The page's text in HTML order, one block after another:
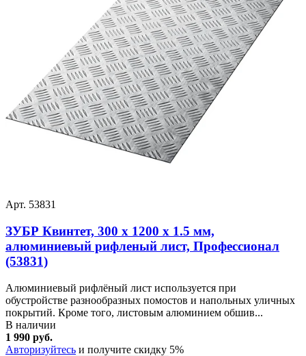
Арт. 53831
ЗУБР Квинтет, 300 х 1200 х 1.5 мм,
алюминиевый рифленый лист, Профессионал
(53831)
Алюминиевый рифлёный лист используется при
обустройстве разнообразных помостов и напольных уличных
покрытий. Кроме того, листовым алюминием обшив...
В наличии
1 990 руб.
Авторизуйтесь и получите скидку 5%